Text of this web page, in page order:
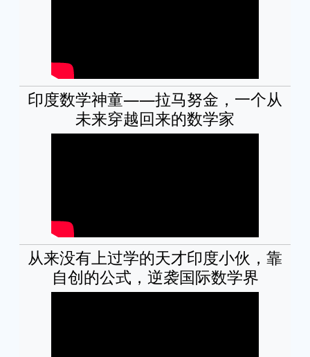
印度数学神童——拉马努金，一个从
未来穿越回来的数学家
从来没有上过学的天才印度小伙，靠
自创的公式，逆袭国际数学界